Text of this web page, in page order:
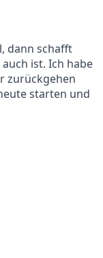
dann schafft
ist. Ich habe
zurückgehen
starten und